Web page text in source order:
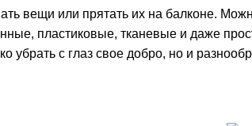
вещи или прятать их на балконе.
пластиковые, тканевые и даже
убрать с глаз свое добро, но и